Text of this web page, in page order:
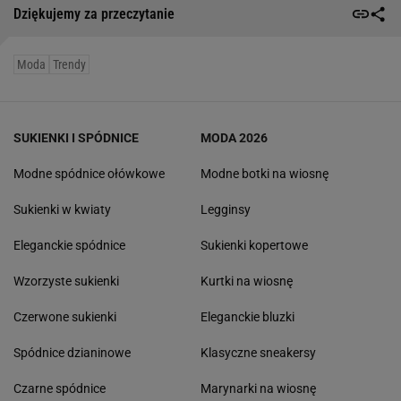
Dziękujemy za przeczytanie
Moda Trendy
SUKIENKI I SPÓDNICE
Modne spódnice ołówkowe
Sukienki w kwiaty
Eleganckie spódnice
Wzorzyste sukienki
Czerwone sukienki
Spódnice dzianinowe
Czarne spódnice
MODA 2026
Modne botki na wiosnę
Legginsy
Sukienki kopertowe
Kurtki na wiosnę
Eleganckie bluzki
Klasyczne sneakersy
Marynarki na wiosnę